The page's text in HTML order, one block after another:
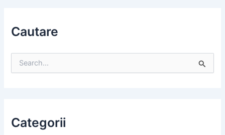
Cautare
f
o
Categorii